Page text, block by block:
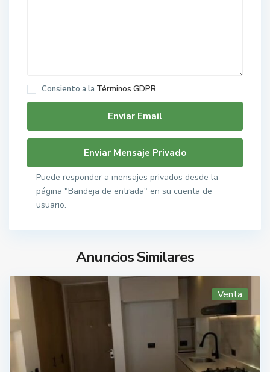
Consiento a la Términos GDPR
Puede responder a mensajes privados desde la
página "Bandeja de entrada" en su cuenta de
usuario.
Anuncios Similares
Venta